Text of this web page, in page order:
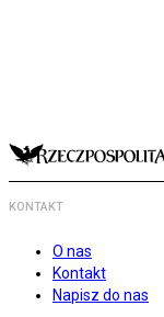
KONTAKT
O nas
Kontakt
Napisz do nas